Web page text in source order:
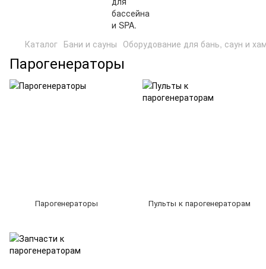
Каталог Бани и сауны Оборудование для бань, саун и
Парогенераторы
Парогенераторы Пульты к парогенераторам